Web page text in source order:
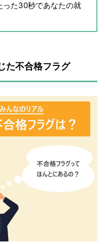
った30秒であなたの就
た不合格フラグ